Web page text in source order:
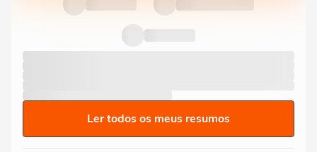
Ler todos os meus resumos